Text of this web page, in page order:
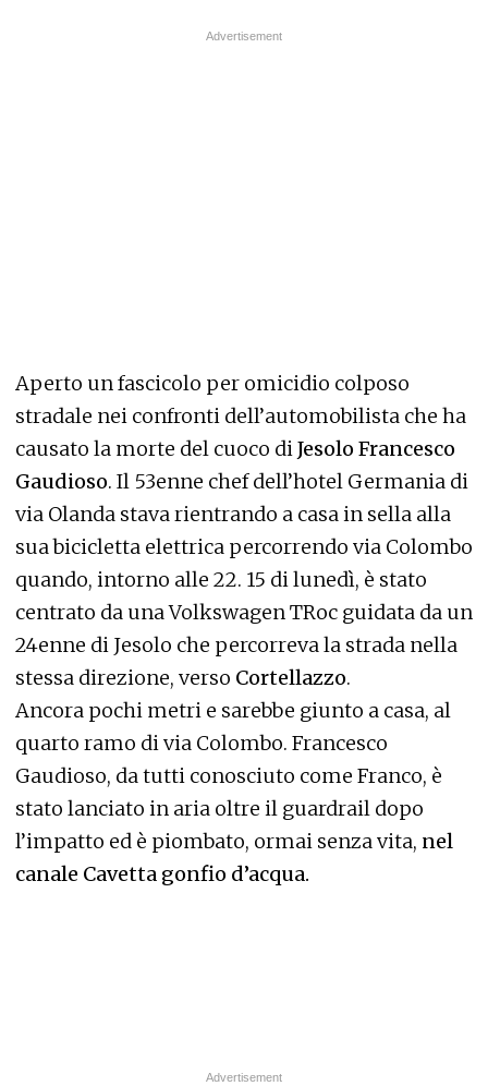
Aperto un fascicolo per omicidio colposo
stradale nei confronti dell’automobilista che ha
causato la morte del cuoco diJesolo Francesco
Gaudioso. Il 53enne chef dell’hotel Germania di
via Olanda stava rientrando a casa in sella alla
sua bicicletta elettrica percorrendo via Colombo
quando, intorno alle 22. 15 di lunedì, è stato
centrato da una Volkswagen TRoc guidata da un
24enne di Jesolo che percorreva la strada nella
stessa direzione, verso Cortellazzo.
Ancora pochi metri e sarebbe giunto a casa, al
quarto ramo di via Colombo. Francesco
Gaudioso, da tutti conosciuto come Franco, è
stato lanciato in aria oltre il guardrail dopo
l’impatto ed è piombato, ormai senza vita, nel
canale Cavetta gonfio d’acqua.